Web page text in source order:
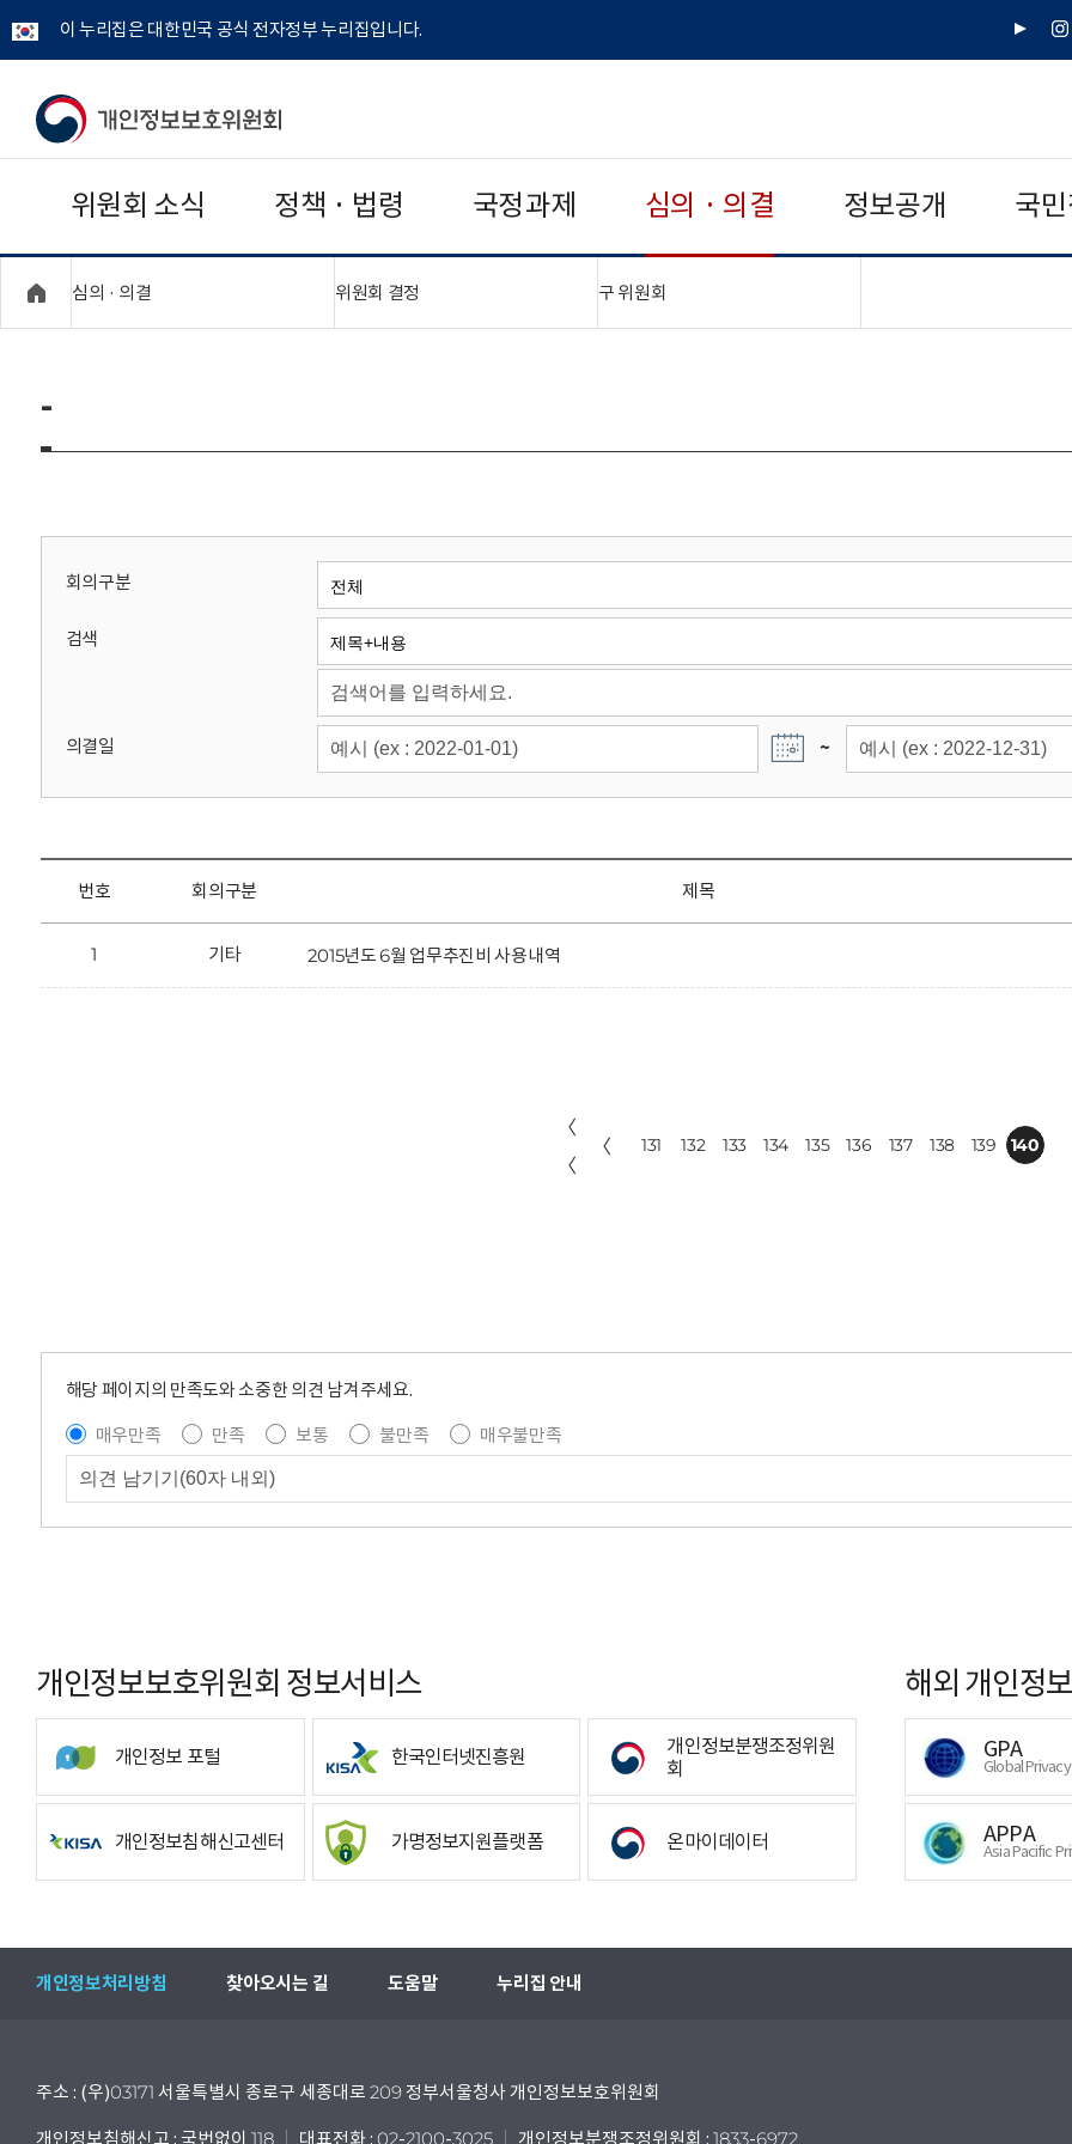
이 누리집은 대한민국 공식 전자정부 누리집입니다.
유
인
개
보
보
위
회
위원회 소식 정책 · 법령 국정과제 심의 · 의결 정보공개 국
심의 · 의결 위원회 결정 구 위원회
-
회의구분
검색
의결일 ~
번호 회의구분 제목
1 기타 2015년도 6월 업무추진비 사용내역
〈
〈
〈 131 132 133 134 135 136 137 138 139 140
해당 페이지의 만족도와 소중한 의견 남겨주세요.
매우만족
만족 보통 불만족 매우불만족
개인정보보호위원회 정보서비스
개인정보 포털 한국인터넷진흥원
개인정보분쟁조정위원
회
개인정보침해신고센터 가명정보지원플랫폼 온마이데이터
해외 개인정
GPA
Global
APPA
Asia Pacific
개인정보처리방침 찾아오시는 길 도움말 누리집 안내
주소 : (우)03171 서울특별시 종로구 세종대로 209 정부서울청사 개인정보보호위원회
개인정보침해신고 : 국번없이 118 대표전화 : 02-2100-3025 개인정보분쟁조정위원회 : 1833-6972